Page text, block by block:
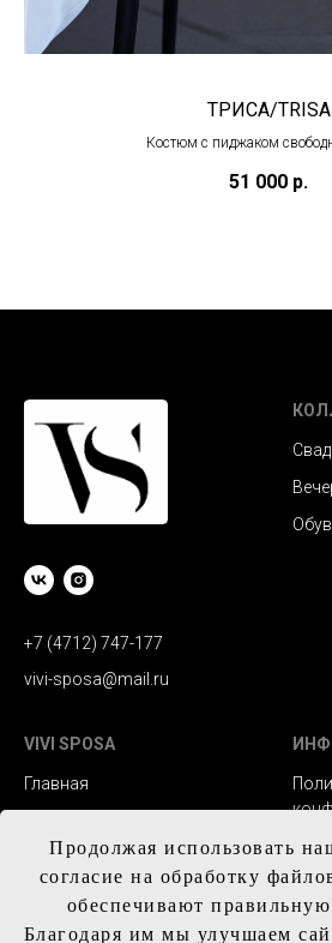
ТРИСА/TRISA
Костюм с пиджаком
51 000 р.
Продолжая использовать
согласие на обработку
обеспечивают правильную
Благодаря им мы улучшаем
+7 (4712) 747-177
vivi-sposa@mail.ru
VIVI SPOSA
Главная
Контакты